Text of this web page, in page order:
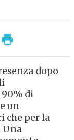
dopo
di
un
che per la
Una